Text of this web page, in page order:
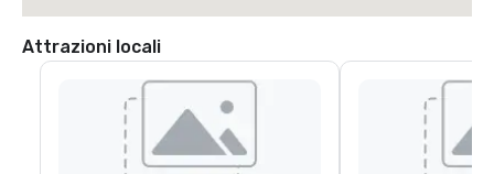
Attrazioni locali